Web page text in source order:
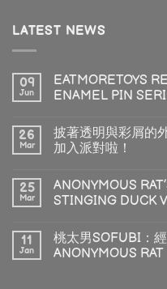
LATEST NEWS
09
Jun
EATMORETOYS
ENAMEL PIN
26
Mar
披著透明與彩屑的
加入派對啦！
25
Mar
ANONYMOUS
STINGING DUCK
11
Jan
桃太男SOFUBI：
ANONYMOUS RAT